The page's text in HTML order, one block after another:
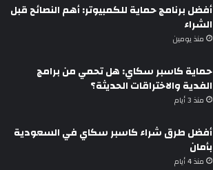
أفضل برنامج حماية للكمبيوتر: أهم النصائح قبل
الشراء
منذ يومين
حماية كاسبر سكاي: هل تحمي من برامج
الفدية والاختراقات الحديثة؟
منذ 3 أيام
أفضل طرق شراء كاسبر سكاي في السعودية
بأمان
منذ 4 أيام